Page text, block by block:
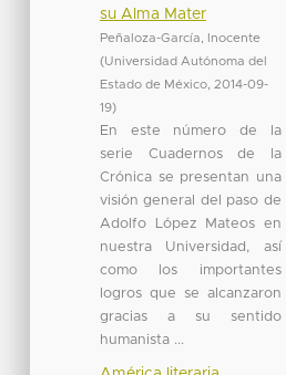
su Alma Mater
Peñaloza-García, Inocente
(Universidad Autónoma del
Estado de México, 2014-09-
19)
En este número de la
serie Cuadernos de la
Crónica se presentan una
visión general del paso de
Adolfo López Mateos en
nuestra Universidad, así
como los importantes
logros que se alcanzaron
gracias a su sentido
humanista ...